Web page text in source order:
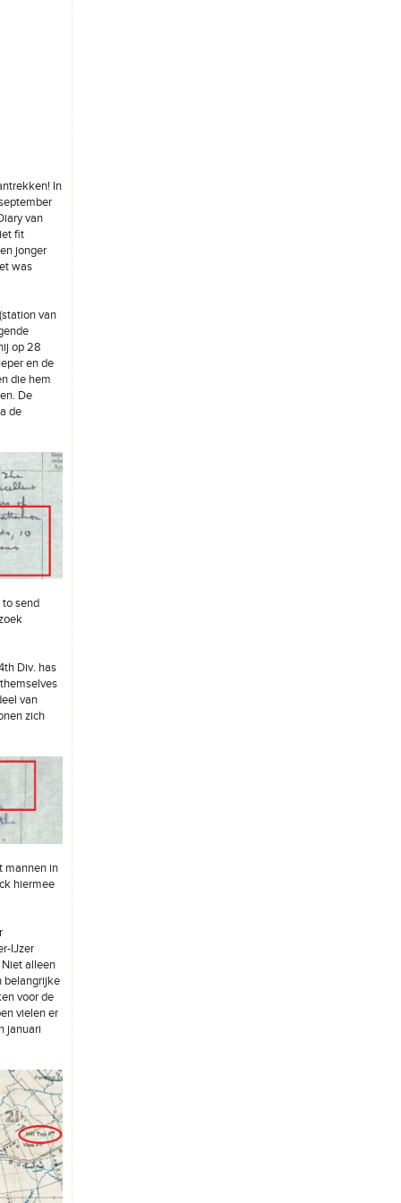
In
van
fit
jonger
was
van
op 28
en de
die hem
De
de
to send
Div. has
van
zich
mannen in
hiermee
IJzer
alleen
belangrijke
voor de
vielen er
januari